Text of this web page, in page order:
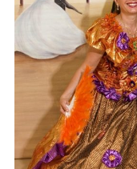
Willkommen in
Strasburger
Welcome to
Ласкаво просимо